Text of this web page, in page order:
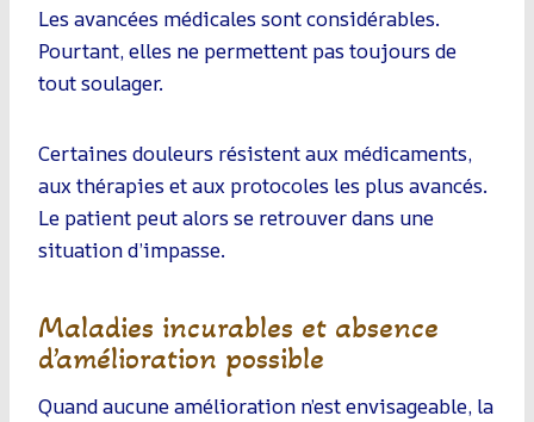
Les avancées médicales sont considérables.
Pourtant, elles ne permettent pas toujours de
tout soulager.
Certaines douleurs résistent aux médicaments,
aux thérapies et aux protocoles les plus avancés.
Le patient peut alors se retrouver dans une
situation d’impasse.
Maladies incurables et absence
d’amélioration possible
Quand aucune amélioration n’est envisageable, la